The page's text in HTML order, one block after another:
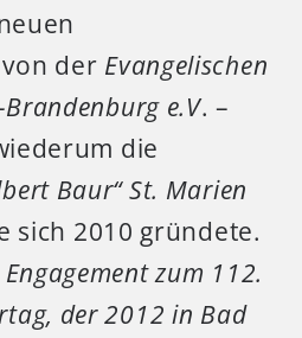
der Evangelischen
e.V. –
die
Baur“ St. Marien
sich 2010 gründete.
zum 112.
der 2012 in Bad